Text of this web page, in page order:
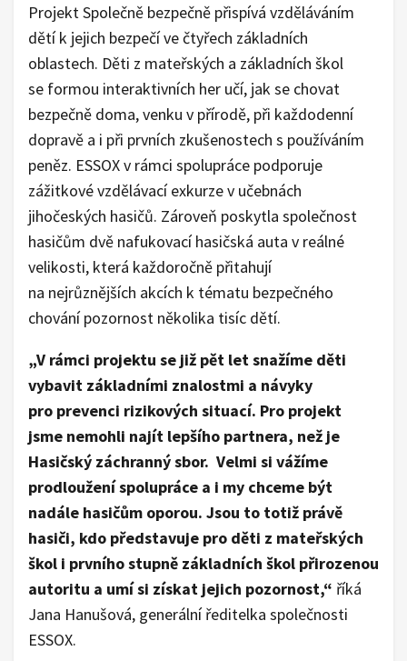
Projekt Společně bezpečně přispívá vzděláváním
dětí k jejich bezpečí ve čtyřech základních
oblastech. Děti z mateřských a základních škol
se formou interaktivních her učí, jak se chovat
bezpečně doma, venku v přírodě, při každodenní
dopravě a i při prvních zkušenostech s používáním
peněz. ESSOX v rámci spolupráce podporuje
zážitkové vzdělávací exkurze v učebnách
jihočeských hasičů. Zároveň poskytla společnost
hasičům dvě nafukovací hasičská auta v reálné
velikosti, která každoročně přitahují
na nejrůznějších akcích k tématu bezpečného
chování pozornost několika tisíc dětí.
„V rámci projektu se již pět let snažíme děti
vybavit základními znalostmi a návyky
pro prevenci rizikových situací. Pro projekt
jsme nemohli najít lepšího partnera, než je
Hasičský záchranný sbor. Velmi si vážíme
prodloužení spolupráce a i my chceme být
nadále hasičům oporou. Jsou to totiž právě
hasiči, kdo představuje pro děti z mateřských
škol i prvního stupně základních škol přirozenou
autoritu a umí si získat jejich pozornost,“ říká
Jana Hanušová, generální ředitelka společnosti
ESSOX.